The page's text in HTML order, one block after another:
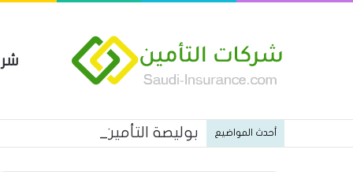
أحدث المواضيع بوليصة التأمين العام من شركة